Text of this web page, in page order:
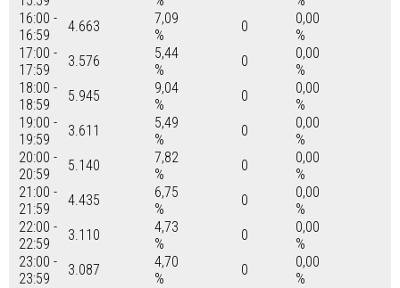
16:00 -
16:59
4.663
7,09
%
0
0,00
%
17:00 -
17:59
3.576
5,44
%
0
0,00
%
18:00 -
18:59
5.945
9,04
%
0
0,00
%
19:00 -
19:59
3.611
5,49
%
0
0,00
%
20:00 -
20:59
5.140
7,82
%
0
0,00
%
21:00 -
21:59
4.435
6,75
%
0
0,00
%
22:00 -
22:59
3.110
4,73
%
0
0,00
%
23:00 -
23:59
3.087
4,70
%
0
0,00
%